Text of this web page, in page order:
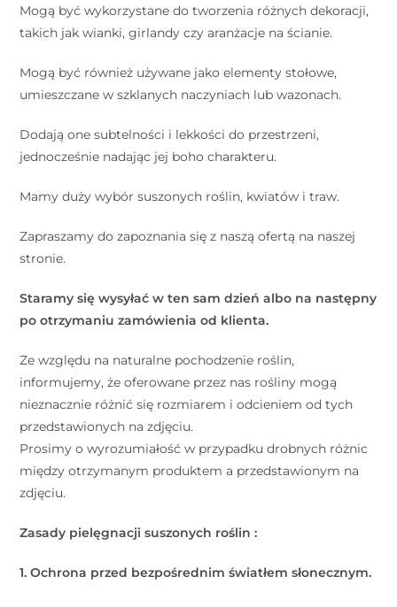
Mogą być wykorzystane do tworzenia różnych dekoracji,
takich jak wianki, girlandy czy aranżacje na ścianie.
Mogą być również używane jako elementy stołowe,
umieszczane w szklanych naczyniach lub wazonach.
Dodają one subtelności i lekkości do przestrzeni,
jednocześnie nadając jej boho charakteru.
Mamy duży wybór suszonych roślin, kwiatów i traw.
Zapraszamy do zapoznania się z naszą ofertą na naszej
stronie.
Staramy się wysyłać w ten sam dzień albo na następny
po otrzymaniu zamówienia od klienta.
Ze względu na naturalne pochodzenie roślin,
informujemy, że oferowane przez nas rośliny mogą
nieznacznie różnić się rozmiarem i odcieniem od tych
przedstawionych na zdjęciu.
Prosimy o wyrozumiałość w przypadku drobnych różnic
między otrzymanym produktem a przedstawionym na
zdjęciu.
Zasady pielęgnacji suszonych roślin :
1. Ochrona przed bezpośrednim światłem słonecznym.